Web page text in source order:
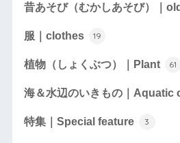
昔あそび（むかしあそび）｜
服｜clothes 19
植物（しょくぶつ）｜Plant 61
海＆水辺のいきもの｜Aquatic
特集｜Special feature 3